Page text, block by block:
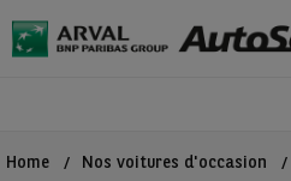
Home Nos voitures d'occasion